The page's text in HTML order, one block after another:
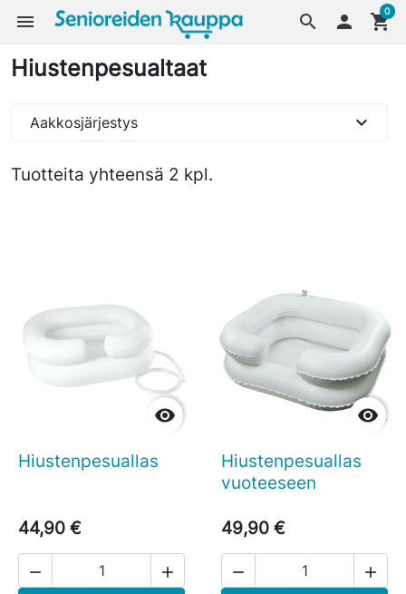
search
menu  shopping_cart
0
Hiustenpesualtaat
Tuotteita yhteensä 2 kpl.
Aakkosjärjestys expand_more

Hiustenpesuallas
44,90 €
 

Hiustenpesuallas
vuoteeseen
49,90 €
 